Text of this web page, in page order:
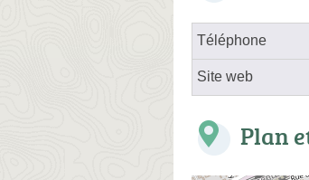
Téléphone
Site web
Plan